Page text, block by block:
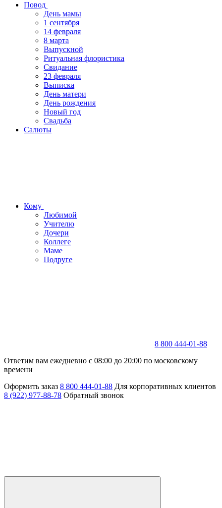
Повод
День мамы
1 сентября
14 февраля
8 марта
Выпускной
Ритуальная флористика
Свидание
23 февраля
Выписка
День матери
День рождения
Новый год
Свадьба
Салюты
Кому
Любимой
Учителю
Дочери
Коллеге
Маме
Подруге
8 800 444-01-88
Ответим вам ежедневно с 08:00 до 20:00 по московскому
времени
Оформить заказ 8 800 444-01-88 Для корпоративных клиентов
8 (922) 977-88-78 Обратный звонок